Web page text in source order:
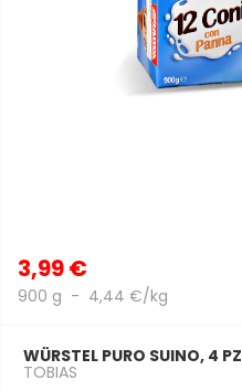
3,99 €
900 g - 4,44 €/kg
WÜRSTEL PURO SUINO, 4 PZ
TOBIAS